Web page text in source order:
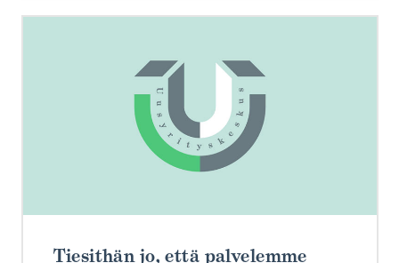
Tiesithän jo, että palvelemme